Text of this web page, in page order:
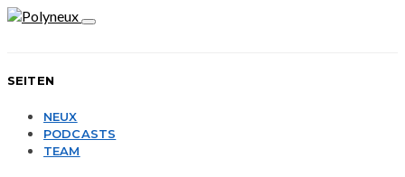
SEITEN
NEUX
PODCASTS
TEAM